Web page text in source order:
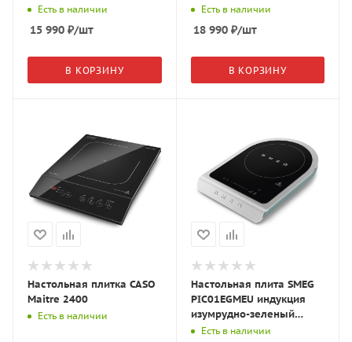
Есть в наличии
15 990 ₽/шт
В КОРЗИНУ
Есть в наличии
18 990₽/шт
В КОРЗИНУ
Настольная плитка CASO
Maitre 2400
Есть в наличии
Настольная плита SMEG
PIC01EGMEU индукция
изумрудно-зеленый
матовый
Есть в наличии